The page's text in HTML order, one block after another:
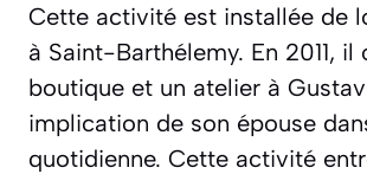
Cette activité est installée de
à Saint-Barthélemy. En 2011, il
boutique et un atelier à
implication de son épouse
quotidienne. Cette activité